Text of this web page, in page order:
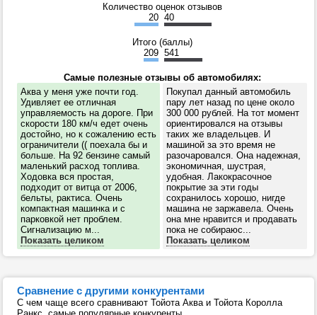
Количество оценок отзывов
20 40
Итого (баллы)
209 541
Самые полезные отзывы об автомобилях:
Аква у меня уже почти год.
Удивляет ее отличная
управляемость на дороге. При
скорости 180 км/ч едет очень
достойно, но к сожалению есть
ограничители (( поехала бы и
больше. На 92 бензине самый
маленький расход топлива.
Ходовка вся простая,
подходит от витца от 2006,
бельты, рактиса. Очень
компактная машинка и с
парковкой нет проблем.
Сигнализацию м...
Показать целиком
Покупал данный автомобиль
пару лет назад по цене около
300 000 рублей. На тот момент
ориентировался на отзывы
таких же владельцев. И
машиной за это время не
разочаровался. Она надежная,
экономичная, шустрая,
удобная. Лакокрасочное
покрытие за эти годы
сохранилось хорошо, нигде
машина не заржавела. Очень
она мне нравится и продавать
пока не собираюс...
Показать целиком
Сравнение с другими конкурентами
С чем чаще всего сравнивают Тойота Аква и Тойота Королла